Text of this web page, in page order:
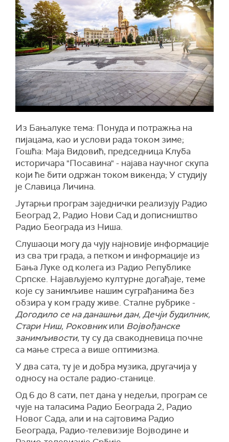
Из Бањалуке тема: Понуда и потражња на
пијацама, као и услови рада током зиме;
Гошћа: Маја Видовић, председница Kлуба
историчара "Посавина" - најава научног скупа
који ће бити одржан током викенда; У студију
је Славица Личина.
Jутарњи програм заједнички реализују Радио
Београд 2, Радио Нови Сад и дописништво
Радио Београда из Ниша.
Cлушаоци могу да чују најновије информације
из сва три града, а петком и информације из
Бања Луке од колега из Радио Републике
Српске. Најављујемо културне догађаје, теме
које су занимљиве нашим суграђанима без
обзира у ком граду живе. Сталне рубрике -
Догодило се на данашњи дан, Дечји будилник,
Стари Ниш, Роковникили Војвођанске
занимљивости, ту су да свакодневица почне
са мање стреса а више оптимизма.
У два сата, ту је и добра музика, другачија у
односу на остале радио-станице.
Од 6 до 8 сати, пет дана у недељи, програм се
чује на таласима Радио Београда 2, Радио
Новог Сада, али и на сајтовима Радио
Београда, Радио-телевизије Војводине и